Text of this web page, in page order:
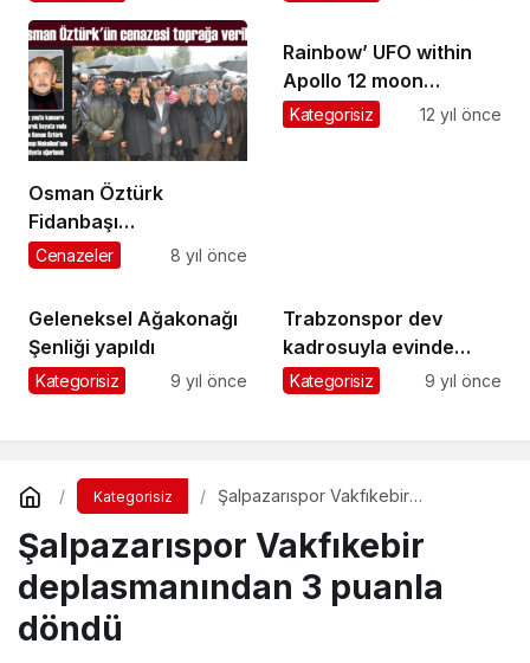
Osman Öztürk
Fidanbaşı
Mahallesi’nde
Cenazeler 8 yıl önce
Rainbow’ UFO within
Apollo 12 moon
objective photos
Kategorisiz 12 yıl önce
Geleneksel Ağakonağı
Şenliği yapıldı
Kategorisiz 9 yıl önce
Trabzonspor dev
kadrosuyla evinde
Akhisarspor’dan fark
Kategorisiz 9 yıl önce
Kategorisiz
Şalpazarıspor Vakfıkebir
Şalpazarıspor Vakfıkebir
deplasmanından 3 puanla
döndü